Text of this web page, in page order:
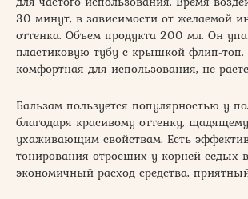
30 минут, в зависимости от желаемой
оттенка. Объем продукта 200 мл. Он
пластиковую тубу с крышкой флип-топ.
комфортная для использования, не
Бальзам пользуется популярностью у
благодаря красивому оттенку,
ухаживающим свойствам. Есть
тонирования отросших у корней седых
экономичный расход средства,